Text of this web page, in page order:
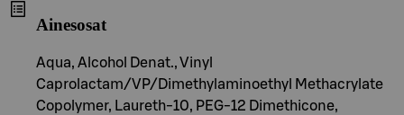
Ainesosat
Aqua, Alcohol Denat., Vinyl
Caprolactam/VP/Dimethylaminoethyl Methacrylate
Copolymer, Laureth-10, PEG-12 Dimethicone,